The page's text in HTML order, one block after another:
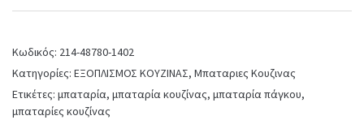
Κωδικός: 214-48780-1402
Κατηγορίες: ΕΞΟΠΛΙΣΜΟΣ ΚΟΥΖΙΝΑΣ, Μπαταριες Κουζινας
Ετικέτες: μπαταρία, μπαταρία κουζίνας, μπαταρία πάγκου,
μπαταρίες κουζίνας